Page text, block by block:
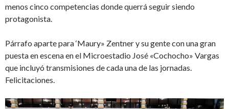
menos cinco competencias donde querrá seguir siendo
protagonista.
Párrafo aparte para ‘Maury» Zentner y su gente con una gran
puesta en escena en el Microestadio José «Cochocho» Vargas
que incluyó transmisiones de cada una de las jornadas.
Felicitaciones.